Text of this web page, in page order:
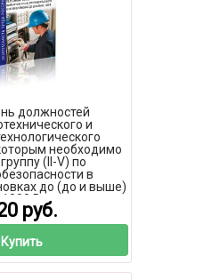
должностей
и
необходимо
(II-V) по
в
до (до и выше)
1000 Bруб.
Купить